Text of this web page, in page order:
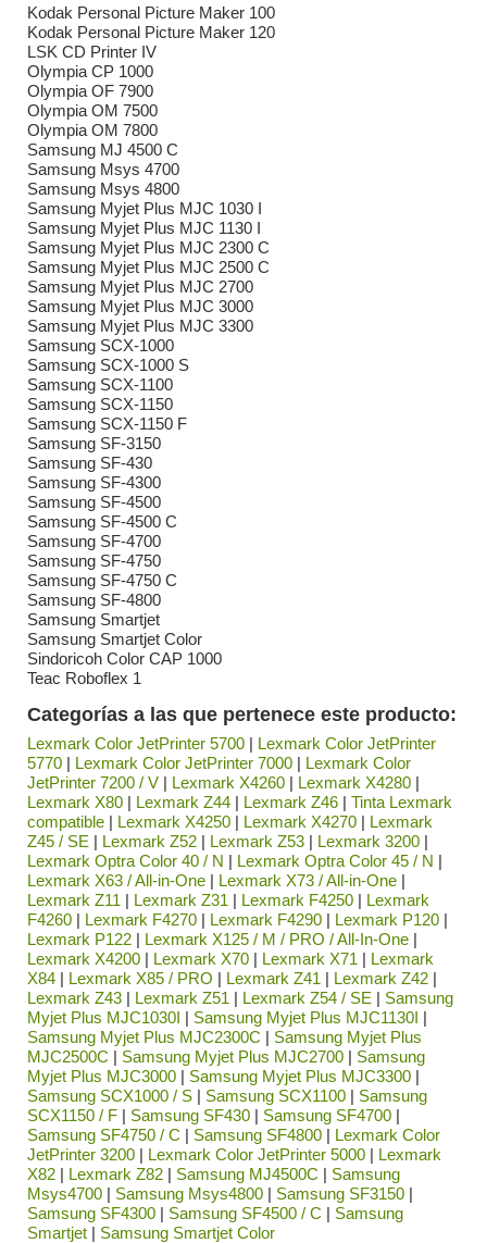
Kodak Personal Picture Maker 100
Kodak Personal Picture Maker 120
LSK CD Printer IV
Olympia CP 1000
Olympia OF 7900
Olympia OM 7500
Olympia OM 7800
Samsung MJ 4500 C
Samsung Msys 4700
Samsung Msys 4800
Samsung Myjet Plus MJC 1030 I
Samsung Myjet Plus MJC 1130 I
Samsung Myjet Plus MJC 2300 C
Samsung Myjet Plus MJC 2500 C
Samsung Myjet Plus MJC 2700
Samsung Myjet Plus MJC 3000
Samsung Myjet Plus MJC 3300
Samsung SCX-1000
Samsung SCX-1000 S
Samsung SCX-1100
Samsung SCX-1150
Samsung SCX-1150 F
Samsung SF-3150
Samsung SF-430
Samsung SF-4300
Samsung SF-4500
Samsung SF-4500 C
Samsung SF-4700
Samsung SF-4750
Samsung SF-4750 C
Samsung SF-4800
Samsung Smartjet
Samsung Smartjet Color
Sindoricoh Color CAP 1000
Teac Roboflex 1
Categorías a las que pertenece este producto:
Lexmark Color JetPrinter 5700 | Lexmark Color JetPrinter
5770 | Lexmark Color JetPrinter 7000 | Lexmark Color
JetPrinter 7200 / V | Lexmark X4260 | Lexmark X4280 |
Lexmark X80 | Lexmark Z44 | Lexmark Z46 | Tinta Lexmark
compatible | Lexmark X4250 | Lexmark X4270 | Lexmark
Z45 / SE | Lexmark Z52 | Lexmark Z53 | Lexmark 3200 |
Lexmark Optra Color 40 / N | Lexmark Optra Color 45 / N |
Lexmark X63 / All-in-One | Lexmark X73 / All-in-One |
Lexmark Z11 | Lexmark Z31 | Lexmark F4250 | Lexmark
F4260 | Lexmark F4270 | Lexmark F4290 | Lexmark P120 |
Lexmark P122 | Lexmark X125 / M / PRO / All-In-One |
Lexmark X4200 | Lexmark X70 | Lexmark X71 | Lexmark
X84 | Lexmark X85 / PRO | Lexmark Z41 | Lexmark Z42 |
Lexmark Z43 | Lexmark Z51 | Lexmark Z54 / SE | Samsung
Myjet Plus MJC1030I | Samsung Myjet Plus MJC1130I |
Samsung Myjet Plus MJC2300C | Samsung Myjet Plus
MJC2500C | Samsung Myjet Plus MJC2700 | Samsung
Myjet Plus MJC3000 | Samsung Myjet Plus MJC3300 |
Samsung SCX1000 / S | Samsung SCX1100 | Samsung
SCX1150 / F | Samsung SF430 | Samsung SF4700 |
Samsung SF4750 / C | Samsung SF4800 | Lexmark Color
JetPrinter 3200 | Lexmark Color JetPrinter 5000 | Lexmark
X82 | Lexmark Z82 | Samsung MJ4500C | Samsung
Msys4700 | Samsung Msys4800 | Samsung SF3150 |
Samsung SF4300 | Samsung SF4500 / C | Samsung
Smartjet | Samsung Smartjet Color